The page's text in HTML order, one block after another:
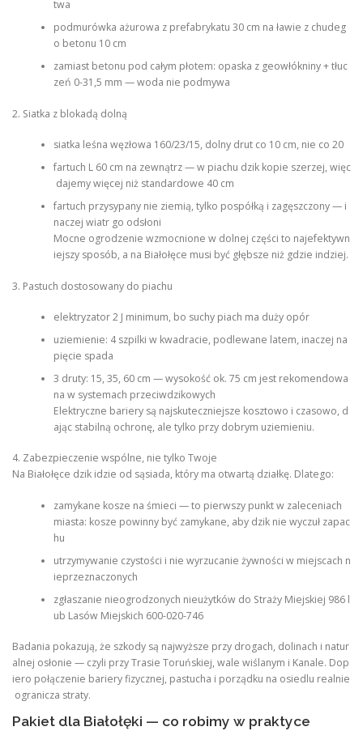
twa
podmurówka ażurowa z prefabrykatu 30 cm na ławie z chudeg
o betonu 10 cm
zamiast betonu pod całym płotem: opaska z geowłókniny + tłuc
zeń 0-31,5 mm — woda nie podmywa
2. Siatka z blokadą dolną
siatka leśna węzłowa 160/23/15, dolny drut co 10 cm, nie co 20
fartuch L 60 cm na zewnątrz — w piachu dzik kopie szerzej, więc
dajemy więcej niż standardowe 40 cm
fartuch przysypany nie ziemią, tylko pospółką i zagęszczony — i
naczej wiatr go odsłoni
Mocne ogrodzenie wzmocnione w dolnej części to najefektywn
iejszy sposób, a na Białołęce musi być głębsze niż gdzie indziej.
3. Pastuch dostosowany do piachu
elektryzator 2 J minimum, bo suchy piach ma duży opór
uziemienie: 4 szpilki w kwadracie, podlewane latem, inaczej na
pięcie spada
3 druty: 15, 35, 60 cm — wysokość ok. 75 cm jest rekomendowa
na w systemach przeciwdzikowych
Elektryczne bariery są najskuteczniejsze kosztowo i czasowo, d
ając stabilną ochronę, ale tylko przy dobrym uziemieniu.
4. Zabezpieczenie wspólne, nie tylko Twoje
Na Białołęce dzik idzie od sąsiada, który ma otwartą działkę. Dlatego:
zamykane kosze na śmieci — to pierwszy punkt w zaleceniach
miasta: kosze powinny być zamykane, aby dzik nie wyczuł zapac
hu
utrzymywanie czystości i nie wyrzucanie żywności w miejscach n
ieprzeznaczonych
zgłaszanie nieogrodzonych nieużytków do Straży Miejskiej 986 l
ub Lasów Miejskich 600-020-746
Badania pokazują, że szkody są najwyższe przy drogach, dolinach i natur
alnej osłonie — czyli przy Trasie Toruńskiej, wale wiślanym i Kanale. Dop
iero połączenie bariery fizycznej, pastucha i porządku na osiedlu realnie
ogranicza straty.
Pakiet dla Białołęki — co robimy w praktyce